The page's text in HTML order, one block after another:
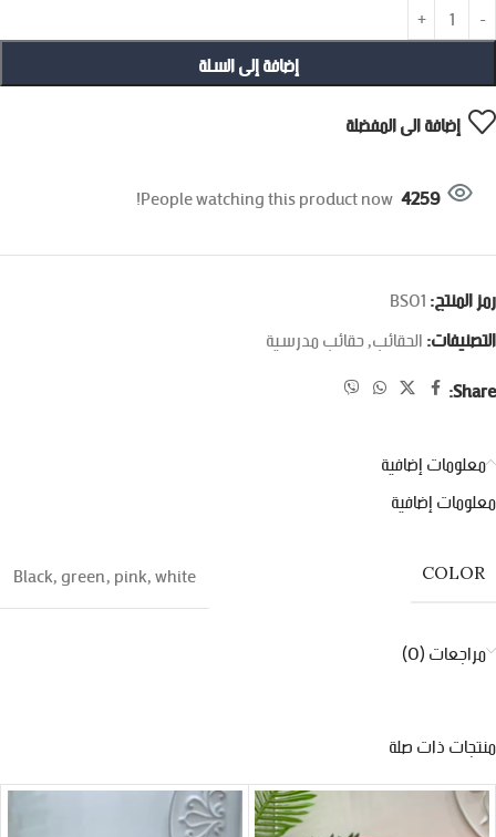
إضافة إلى السلة
إضافة الى المفضلة
4259
People watching this product now!
رمز المنتج:BS01
التصنيفات:الحقائب,حقائب مدرسية
Share:
معلومات إضافية
معلومات إضافية
COLOR
Black,green,pink,white
مراجعات (0)
منتجات ذات صلة